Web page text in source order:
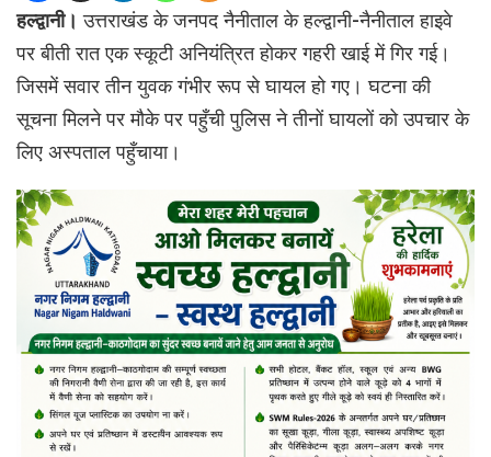
हल्द्वानी।उत्तराखंड के जनपद नैनीताल के हल्द्वानी-नैनीताल हाइवे
पर बीती रात एक स्कूटी अनियंत्रित होकर गहरी खाई में गिर गई।
जिसमें सवार तीन युवक गंभीर रूप से घायल हो गए। घटना की
सूचना मिलने पर मौके पर पहुँची पुलिस ने तीनों घायलों को उपचार के
लिए अस्पताल पहुँचाया।